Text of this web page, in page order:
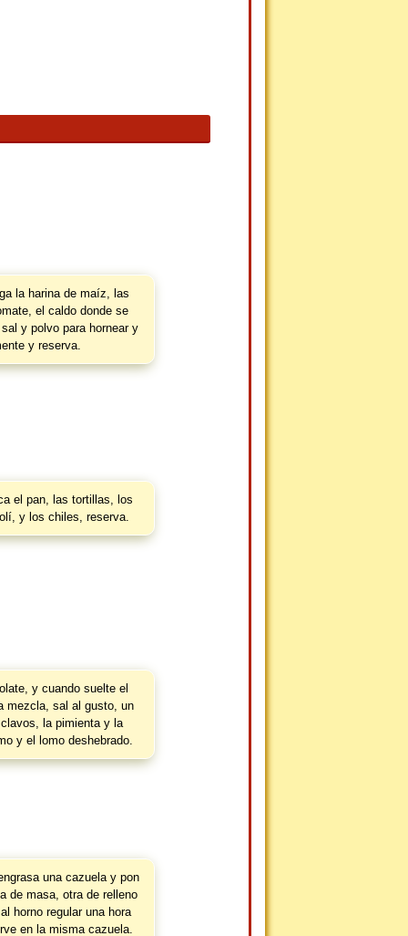
la harina de maíz, las
el caldo donde se
y polvo para hornear y
y reserva.
el pan, las tortillas, los
y los chiles, reserva.
y cuando suelte el
mezcla, sal al gusto, un
la pimienta y la
y el lomo deshebrado.
una cazuela y pon
de masa, otra de relleno
horno regular una hora
en la misma cazuela.